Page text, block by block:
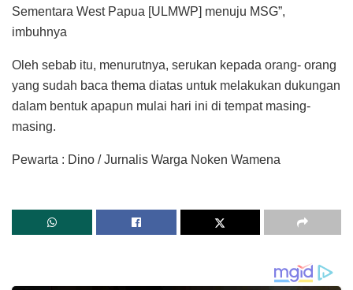
Sementara West Papua [ULMWP] menuju MSG”,
imbuhnya
Oleh sebab itu, menurutnya, serukan kepada orang- orang
yang sudah baca thema diatas untuk melakukan dukungan
dalam bentuk apapun mulai hari ini di tempat masing-
masing.
Pewarta : Dino / Jurnalis Warga Noken Wamena